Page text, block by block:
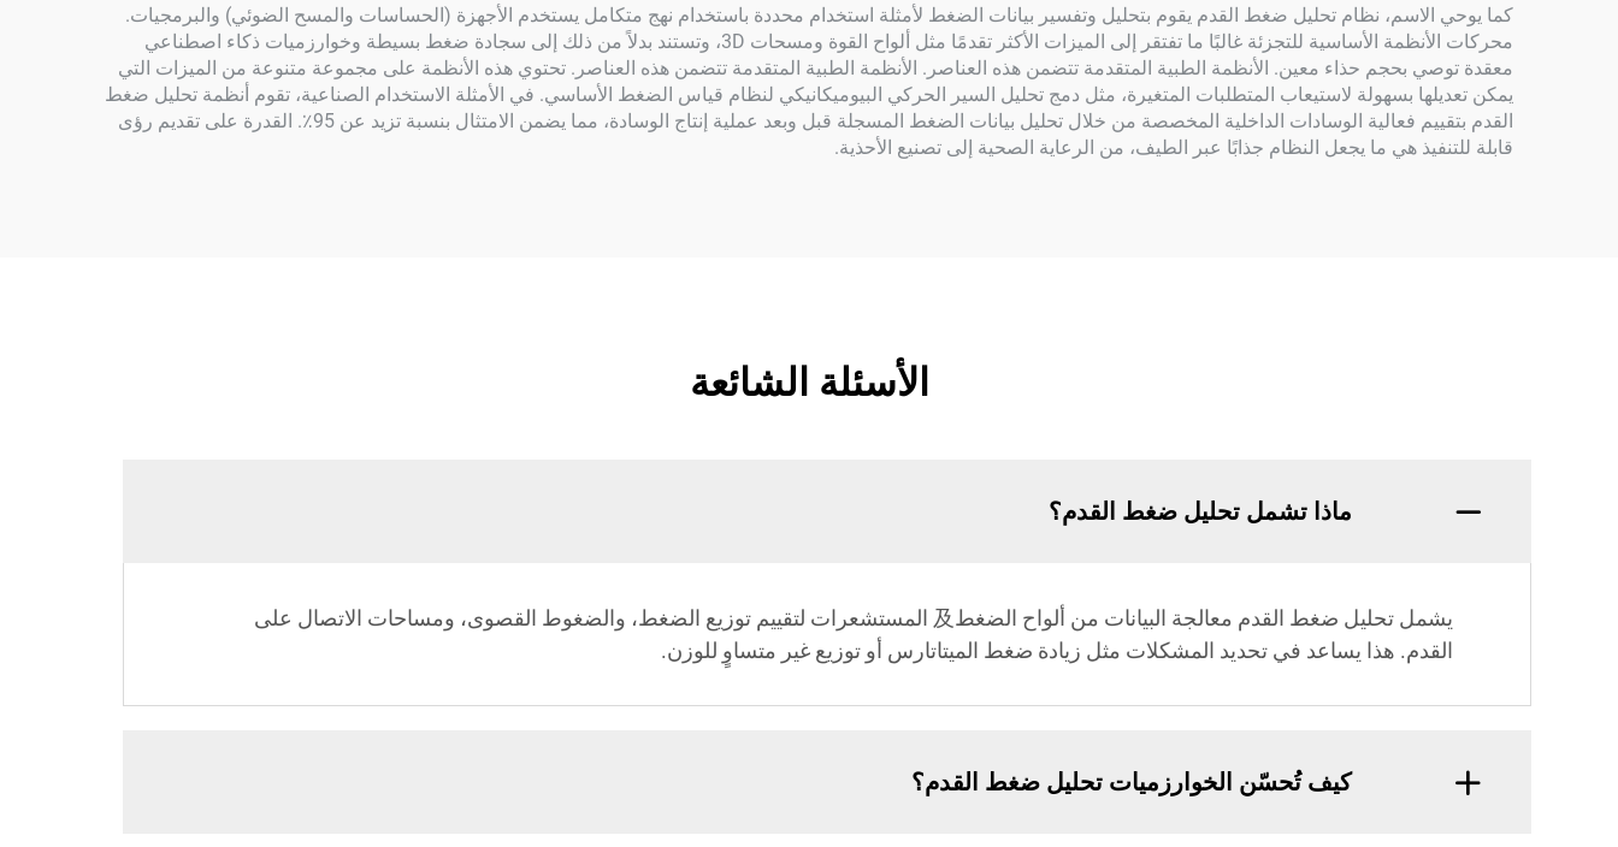
كما يوحي الاسم، نظام تحليل ضغط القدم يقوم بتحليل وتفسير بيانات الضغط لأمثلة استخدام محددة باستخدام نهج متكامل يستخدم الأجهزة (الحساسات والمسح الضوئي) والبرمجيات.
محركات الأنظمة الأساسية للتجزئة غالبًا ما تفتقر إلى الميزات الأكثر تقدمًا مثل ألواح القوة ومسحات 3D، وتستند بدلاً من ذلك إلى سجادة ضغط بسيطة وخوارزميات ذكاء اصطناعي
معقدة توصي بحجم حذاء معين. الأنظمة الطبية المتقدمة تتضمن هذه العناصر. الأنظمة الطبية المتقدمة تتضمن هذه العناصر. تحتوي هذه الأنظمة على مجموعة متنوعة من الميزات التي
يمكن تعديلها بسهولة لاستيعاب المتطلبات المتغيرة، مثل دمج تحليل السير الحركي البيوميكانيكي لنظام قياس الضغط الأساسي. في الأمثلة الاستخدام الصناعية، تقوم أنظمة تحليل ضغط
القدم بتقييم فعالية الوسادات الداخلية المخصصة من خلال تحليل بيانات الضغط المسجلة قبل وبعد عملية إنتاج الوسادة، مما يضمن الامتثال بنسبة تزيد عن 95٪. القدرة على تقديم رؤى
قابلة للتنفيذ هي ما يجعل النظام جذابًا عبر الطيف، من الرعاية الصحية إلى تصنيع الأحذية.
الأسئلة الشائعة
ماذا تشمل تحليل ضغط القدم؟
يشمل تحليل ضغط القدم معالجة البيانات من ألواح الضغط及 المستشعرات لتقييم توزيع الضغط، والضغوط القصوى، ومساحات الاتصال على
القدم. هذا يساعد في تحديد المشكلات مثل زيادة ضغط الميتاتارس أو توزيع غير متساوٍ للوزن.
كيف تُحسّن الخوارزميات تحليل ضغط القدم؟